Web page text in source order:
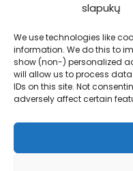
slapukų
We use technologies like
information. We do this to
show (non-) personalized
will allow us to process
IDs on this site. Not
adversely affect certain
Kontaktai
info@bodyfoodas.lt
+370 600 77017